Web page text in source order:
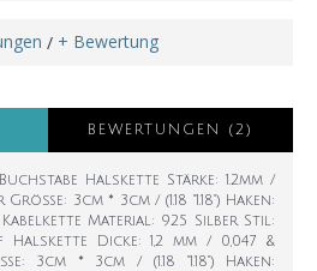
/ + Bewertung
BEWERTUNGEN (2)
Halskette Stärke: 1.2mm /
3cm * 3cm / (1.18 "1.18") Haken:
Material: 925 Silber Stil:
Dicke: 1,2 mm / 0,047 &
3cm * 3cm / (1.18 "1.18") Haken: